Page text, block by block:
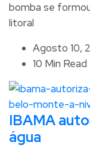
bomba se
litoral
Agosto 10,
10 Min Read
IBAMA
água